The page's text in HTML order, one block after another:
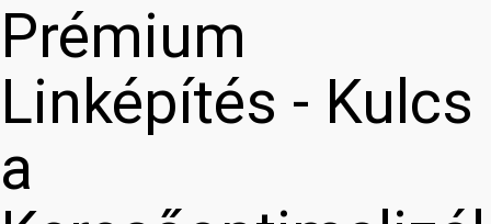
Prémium
Linképítés - Kulcs
a